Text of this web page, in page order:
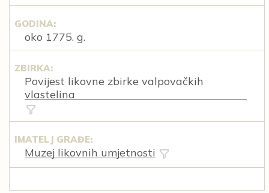
GODINA:
oko 1775. g.
ZBIRKA:
Povijest likovne zbirke valpovačkih
vlastelina
IMATELJ GRAĐE:
Muzej likovnih umjetnosti